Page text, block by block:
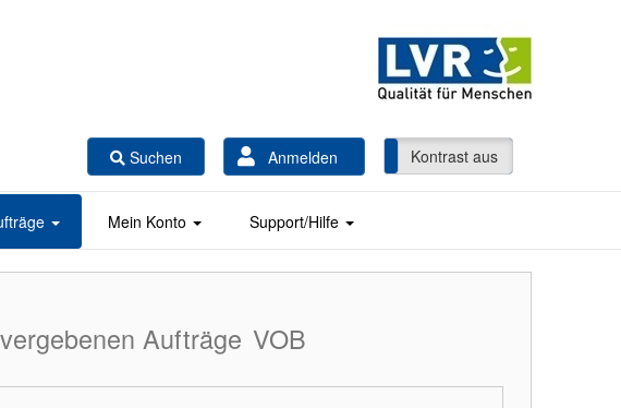
Suchen Anmelden
Kontrast ein Kontrast aus
Mein Konto Support/Hilfe
Aufträge VOB